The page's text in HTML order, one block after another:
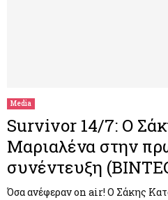
Media
Survivor 14/7: Ο
Μαριαλένα στην
συνέντευξη
Όσα ανέφεραν on air! Ο Σάκης